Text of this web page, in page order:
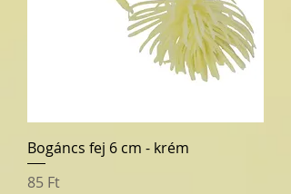
Bogáncs fej 6 cm - krém
Ár
85 Ft